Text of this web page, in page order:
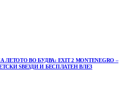
ВО БУДВА: EXIT 2 MONTENEGRO –
ЅВЕЗДИ И БЕСПЛАТЕН ВЛЕЗ